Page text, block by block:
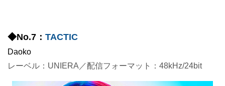
◆No.7： TACTIC
Daoko
レーベル：UNIERA／配信フォーマット：48kHz/24bit